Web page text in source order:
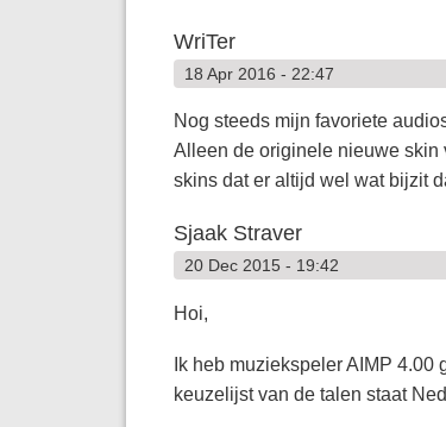
WriTer
18 Apr 2016 - 22:47
Nog steeds mijn favoriete
Alleen de originele nieuwe skin
skins dat er altijd wel wat bijzit
Sjaak Straver
20 Dec 2015 - 19:42
Hoi,
Ik heb muziekspeler AIMP
keuzelijst van de talen staat